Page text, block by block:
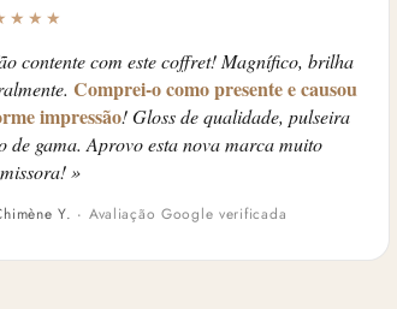
contente com este coffret! Magnífico, brilha
Comprei-o como presente e causou
impressão! Gloss de qualidade, pulseira
de gama. Aprovo esta nova marca muito
»
Y. · Avaliação Google verificada